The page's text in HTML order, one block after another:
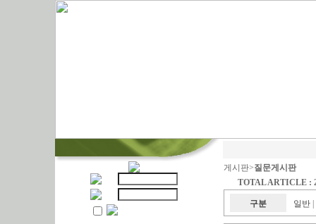
게시판>질문게시판
TOTAL ARTICLE :
구분 일반